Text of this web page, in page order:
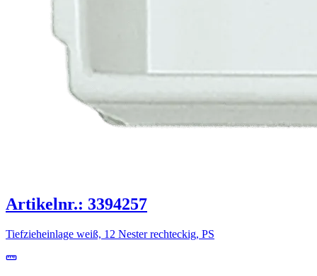
Artikelnr.: 3394257
Tiefzieheinlage weiß, 12 Nester rechteckig, PS